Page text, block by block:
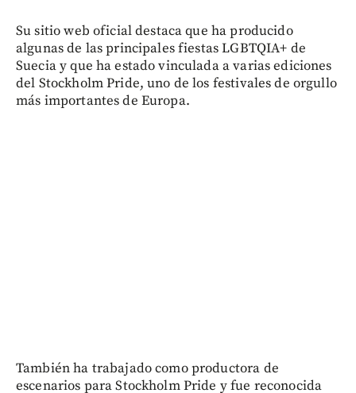
Su sitio web oficial destaca que ha producido
algunas de las principales fiestas LGBTQIA+ de
Suecia y que ha estado vinculada a varias ediciones
del Stockholm Pride, uno de los festivales de orgullo
más importantes de Europa.
También ha trabajado como productora de
escenarios para Stockholm Pride y fue reconocida